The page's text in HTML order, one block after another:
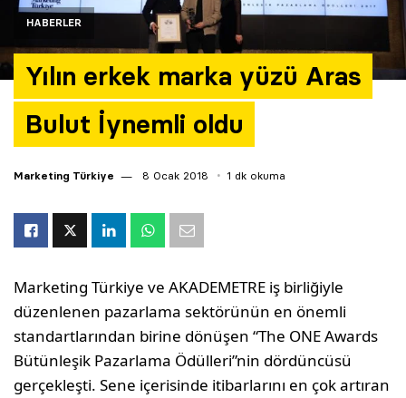
HABERLER
Yılın erkek marka yüzü Aras
Bulut İynemli oldu
Marketing Türkiye 8 Ocak 2018 1 dk okuma
Marketing Türkiye ve AKADEMETRE iş birliğiyle
düzenlenen pazarlama sektörünün en önemli
standartlarından birine dönüşen “The ONE Awards
Bütünleşik Pazarlama Ödülleri”nin dördüncüsü
gerçekleşti. Sene içerisinde itibarlarını en çok artıran